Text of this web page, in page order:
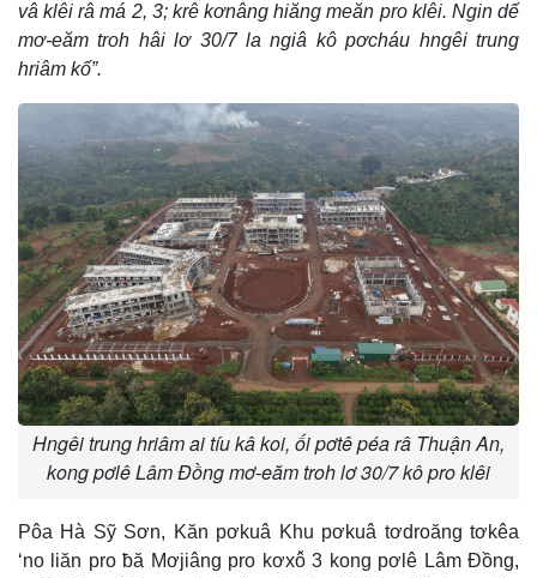
vâ klêi râ má 2, 3; krê kơnâng hiăng meăn pro klêi. Ngin dế
mơ-eăm troh hâi lơ 30/7 la ngiâ kô pơcháu hngêi trung
hriâm kố”.
Hngêi trung hriâm ai tíu kâ koi, ối pơtê péa râ Thuận An,
kong pơlê Lâm Đồng mơ-eăm troh lơ 30/7 kô pro klêi
Pôa Hà Sỹ Sơn, Kăn pơkuâ Khu pơkuâ tơdroăng tơkêa
‘no liăn pro ƀă Mơjiâng pro kơxô̆ 3 kong pơlê Lâm Đồng,